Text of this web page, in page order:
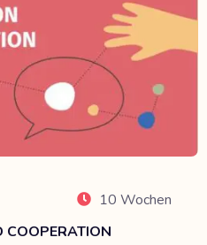
10 Wochen
COOPERATION